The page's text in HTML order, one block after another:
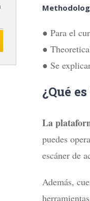
● Para el
●
● Se
¿Qué
La
puedes
escáner de
Además,